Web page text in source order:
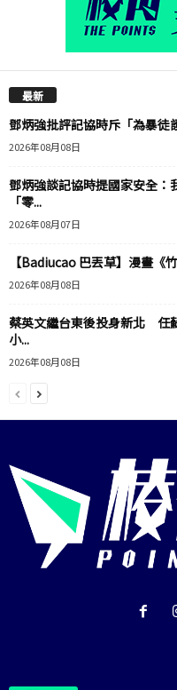
最新
鄧炳強批評記協時斥「為暴
2026年08月08日
鄧炳強談記協時提國家安全
「零...
2026年08月07日
【Badiucao 巴丟草】漫畫《
2026年08月08日
蔡英文繼台東後投身新北 任
小...
2026年08月08日